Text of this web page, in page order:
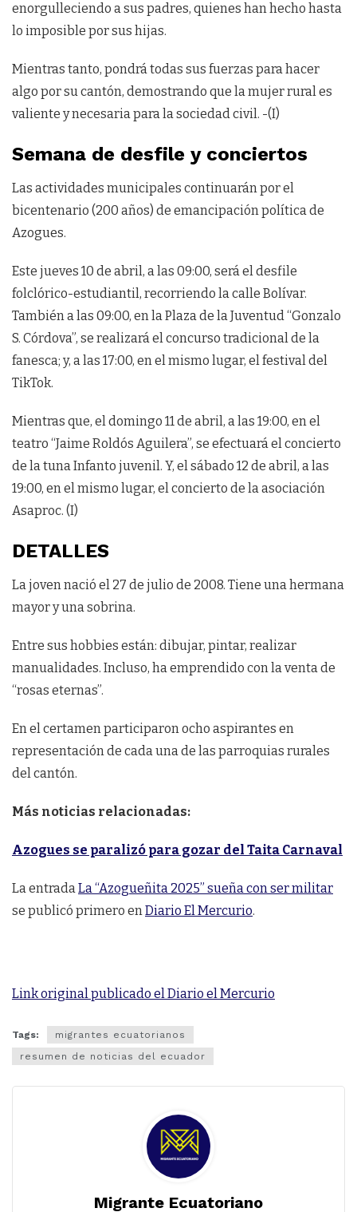
enorgulleciendo a sus padres, quienes han hecho hasta
lo imposible por sus hijas.
Mientras tanto, pondrá todas sus fuerzas para hacer
algo por su cantón, demostrando que la mujer rural es
valiente y necesaria para la sociedad civil. -(I)
Semana de desfile y conciertos
Las actividades municipales continuarán por el
bicentenario (200 años) de emancipación política de
Azogues.
Este jueves 10 de abril, a las 09:00, será el desfile
folclórico-estudiantil, recorriendo la calle Bolívar.
También a las 09:00, en la Plaza de la Juventud “Gonzalo
S. Córdova”, se realizará el concurso tradicional de la
fanesca; y, a las 17:00, en el mismo lugar, el festival del
TikTok.
Mientras que, el domingo 11 de abril, a las 19:00, en el
teatro “Jaime Roldós Aguilera”, se efectuará el concierto
de la tuna Infanto juvenil. Y, el sábado 12 de abril, a las
19:00, en el mismo lugar, el concierto de la asociación
Asaproc. (I)
DETALLES
La joven nació el 27 de julio de 2008. Tiene una hermana
mayor y una sobrina.
Entre sus hobbies están: dibujar, pintar, realizar
manualidades. Incluso, ha emprendido con la venta de
“rosas eternas”.
En el certamen participaron ocho aspirantes en
representación de cada una de las parroquias rurales
del cantón.
Más noticias relacionadas:
Azogues se paralizó para gozar del Taita Carnaval
La entradaLa “Azogueñita 2025” sueña con ser militar
se publicó primero enDiario El Mercurio.
Link original publicado el Diario el Mercurio
Tags:
migrantes ecuatorianos
resumen de noticias del ecuador
Migrante Ecuatoriano